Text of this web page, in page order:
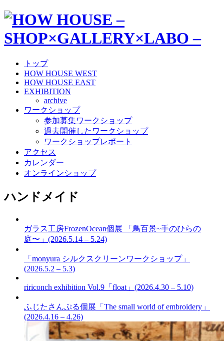
トップ
HOW HOUSE WEST
HOW HOUSE EAST
EXHIBITION
archive
ワークショップ
参加募集ワークショップ
過去開催したワークショップ
ワークショップレポート
アクセス
カレンダー
オンラインショップ
ハンドメイド
ガラス工房FrozenOcean個展 「鳥百景~手のひらの
庭〜」(2026.5.14 – 5.24)
「monyura シルクスクリーンワークショップ」
(2026.5.2 – 5.3)
ririconch exhibition Vol.9「float」(2026.4.30 – 5.10)
ふじたさんぷる個展「The small world of embroidery」
(2026.4.16 – 4.26)